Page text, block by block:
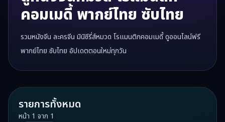
คอมเมดี้ พากย์ไทย ซับไทย
รวมหนังจีน ละครจีน มินิซีรี่ส์หมวด โรแมนติกคอมเมดี้ดูออนไลน์ฟรี
พากย์ไทย ซับไทย อัปเดตตอนใหม่ทุกวัน
รายการทั้งหมด
หน้า 1 จาก 1